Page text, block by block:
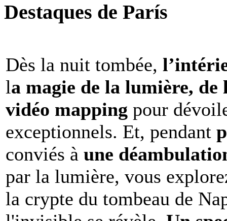
Destaques de París
Dès la nuit tombée,
la magie de la lumière,
vidéo mapping pour
exceptionnels. Et, pendant
conviés à une
par la lumière, vous
la crypte du tombeau de